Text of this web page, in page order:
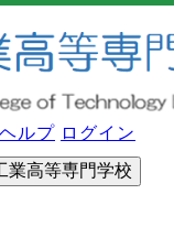
ヘルプ ログイン
業高等専門学校